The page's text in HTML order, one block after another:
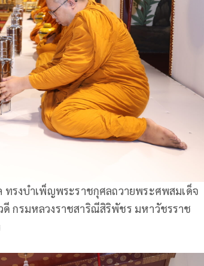
ทรงบำเพ็ญพระราชกุศลถวายพระศพสมเด็จ
ดี กรมหลวงราชสาริณีสิริพัชร มหาวัชรราช